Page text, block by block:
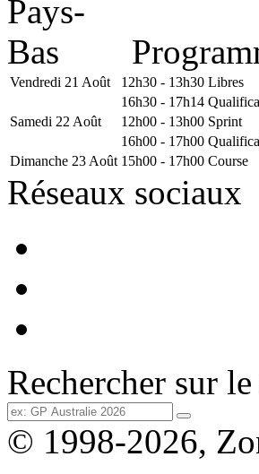
Vendredi 21 Août 12h30 - 13h30 Libres
16h30 - 17h14
Samedi 22 Août
12h00 - 13h00 Sprint
16h00 - 17h00
Dimanche 23 Août 15h00 - 17h00 Course
Réseaux sociaux
Rechercher sur
© 1998-2026,